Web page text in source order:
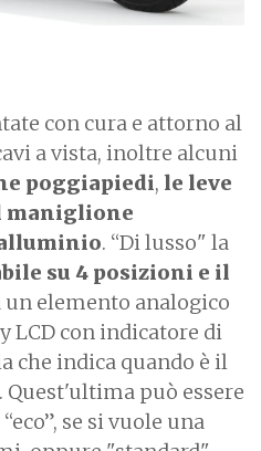
con cura e attorno al
a vista, inoltre alcuni
poggiapiedi, le leve
maniglione
. “Di lusso" la
su 4 posizioni e il
un elemento analogico
LCD con indicatore di
che indica quando è il
può essere
se si vuole una